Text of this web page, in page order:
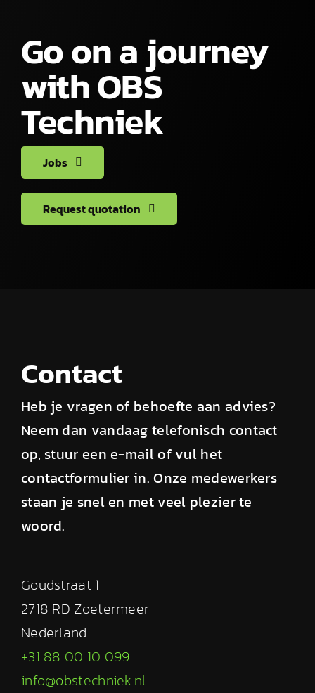
Go on a journey
with OBS
Techniek
Jobs
Request quotation
Contact
Heb je vragen of behoefte aan advies?
Neem dan vandaag telefonisch contact
op, stuur een e-mail of vul het
contactformulier in. Onze medewerkers
staan je snel en met veel plezier te
woord.
Goudstraat 1
2718 RD Zoetermeer
Nederland
+31 88 00 10 099
info@obstechniek.nl